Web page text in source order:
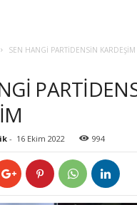
SEN HANGİ PARTİDENSİN KARDEŞİM
- 16 Ekim 2022 994